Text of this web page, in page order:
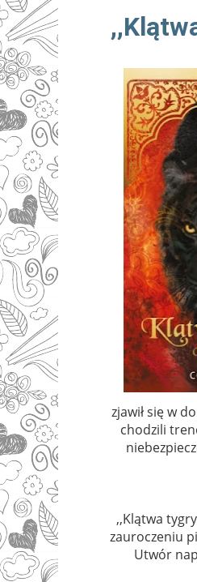
zjawił się w
chodzili
,,Klątwa
zauroczeniu
Utwór